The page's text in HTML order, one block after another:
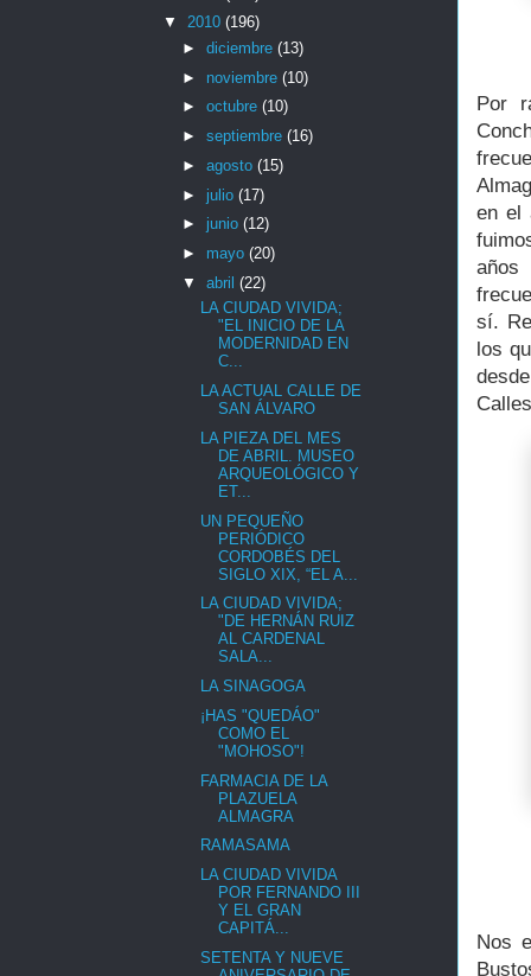
Por
en el
años
sí.
los
Nos
▼ 2010 (196)
► diciembre (13)
► noviembre (10)
► octubre (10)
► septiembre (16)
► agosto (15)
► julio (17)
► junio (12)
► mayo (20)
▼ abril (22)
LA CIUDAD VIVIDA;
"EL INICIO DE LA
MODERNIDAD EN
C...
LA ACTUAL CALLE DE
SAN ÁLVARO
LA PIEZA DEL MES
DE ABRIL. MUSEO
ARQUEOLÓGICO Y
ET...
UN PEQUEÑO
PERIÓDICO
CORDOBÉS DEL
SIGLO XIX, “EL A...
LA CIUDAD VIVIDA;
"DE HERNÁN RUIZ
AL CARDENAL
SALA...
LA SINAGOGA
¡HAS "QUEDÁO"
COMO EL
"MOHOSO"!
FARMACIA DE LA
PLAZUELA
ALMAGRA
RAMASAMA
LA CIUDAD VIVIDA
POR FERNANDO III
Y EL GRAN
CAPITÁ...
SETENTA Y NUEVE